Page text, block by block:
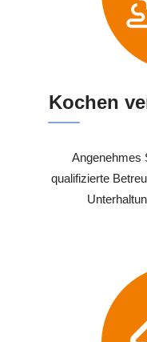
Kochen
Angenehmes
qualifizierte